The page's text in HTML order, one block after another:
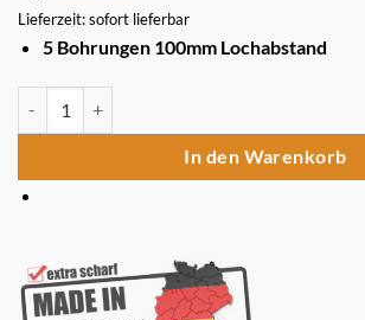
Lieferzeit: sofort lieferbar
5 Bohrungen 100mm Lochabstand
4 Stück Hobelmesser 410 x 18,6 x 1 für
In den Warenkorb